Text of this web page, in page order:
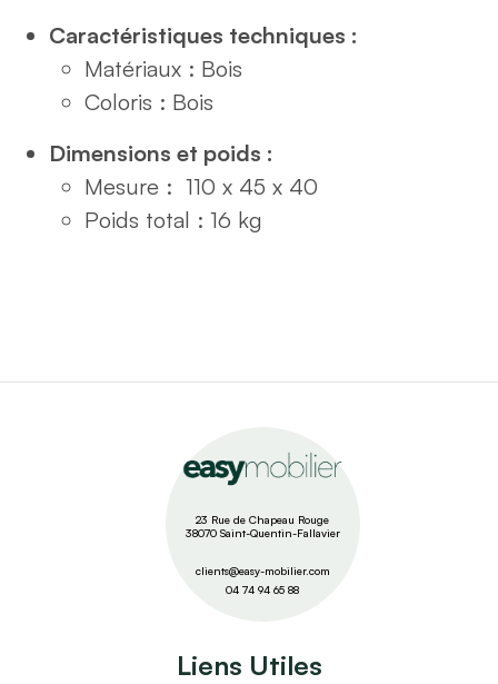
Caractéristiques techniques :
Matériaux : Bois
Coloris : Bois
Dimensions et poids :
Mesure : 110 x 45 x 40
Poids total : 16 kg
23 Rue de Chapeau Rouge
38070 Saint-Quentin-Fallavier
clients@easy-mobilier.com
04 74 94 65 88
Liens Utiles